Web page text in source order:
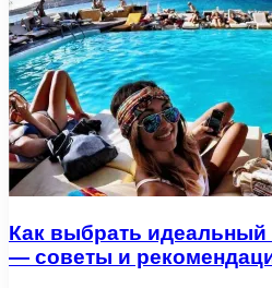
Как выбрать идеальный
— советы и